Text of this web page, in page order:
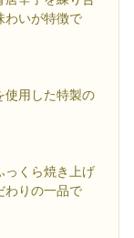
わいが特徴で
使用した特製の
っくら焼き上げ
わりの一品で